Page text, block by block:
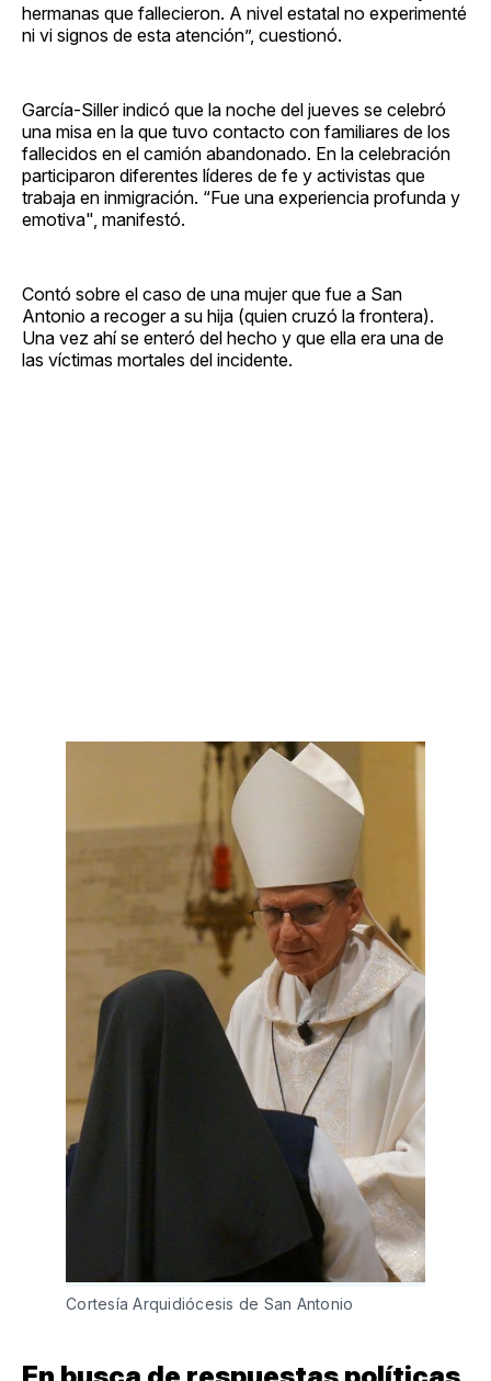
hermanas que fallecieron. A nivel estatal no experimenté
ni vi signos de esta atención”, cuestionó.
García-Siller indicó que la noche del jueves se celebró
una misa en la que tuvo contacto con familiares de los
fallecidos en el camión abandonado. En la celebración
participaron diferentes líderes de fe y activistas que
trabaja en inmigración. “Fue una experiencia profunda y
emotiva", manifestó.
Contó sobre el caso de una mujer que fue a San
Antonio a recoger a su hija (quien cruzó la frontera).
Una vez ahí se enteró del hecho y que ella era una de
las víctimas mortales del incidente.
Cortesía Arquidiócesis de San Antonio